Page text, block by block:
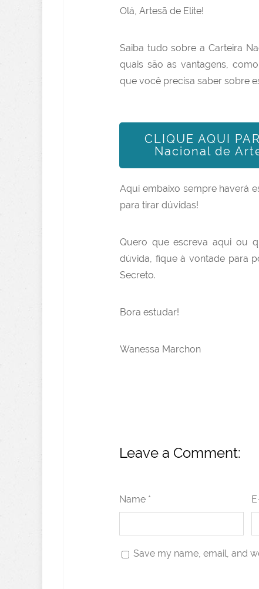
Olá, Artesã de Elite!
Saiba tudo sobre a Carteira
quais são as vantagens,
que você precisa saber sobre
CLIQUE AQUI
Nacional de
Aqui embaixo sempre haverá
para tirar dúvidas!
Quero que escreva aqui ou
dúvida, fique à vontade para
Secreto.
Bora estudar!
Wanessa Marchon
Leave a Comment:
Name *
Save my name, email, and